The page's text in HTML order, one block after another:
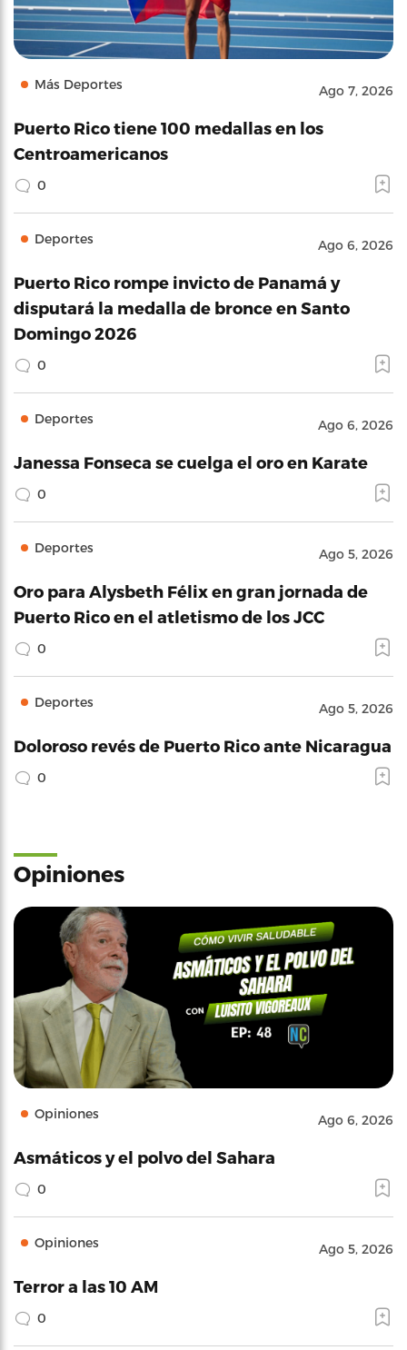
Más Deportes Ago 7, 2026
Puerto Rico tiene 100 medallas en los
Centroamericanos
0
Deportes Ago 6, 2026
Puerto Rico rompe invicto de Panamá y
disputará la medalla de bronce en Santo
Domingo 2026
0
Deportes Ago 6, 2026
Janessa Fonseca se cuelga el oro en Karate
0
Deportes Ago 5, 2026
Oro para Alysbeth Félix en gran jornada de
Puerto Rico en el atletismo de los JCC
0
Deportes Ago 5, 2026
Doloroso revés de Puerto Rico ante Nicaragua
0
Opiniones
Opiniones Ago 6, 2026
Asmáticos y el polvo del Sahara
0
Opiniones Ago 5, 2026
Terror a las 10 AM
0